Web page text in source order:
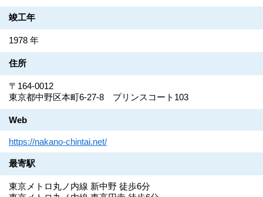
竣工年
1978 年
住所
〒164-0012
東京都中野区本町6-27-8 プリンスコート103
Web
https://nakano-chintai.net/
最寄駅
東京メトロ丸ノ内線 新中野 徒歩6分